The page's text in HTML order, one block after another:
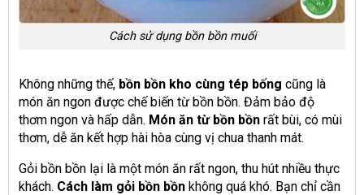
Cách sử dụng bồn bồn muối
Không những thế, bồn bồn kho cùng tép bống cũng là
món ăn ngon được chế biến từ bồn bồn. Đảm bảo độ
thơm ngon và hấp dẫn. Món ăn từ bồn bồn rất bùi, có mùi
thơm, dễ ăn kết hợp hài hòa cùng vị chua thanh mát.
Gỏi bồn bồn lại là một món ăn rất ngon, thu hút nhiều thực
khách. Cách làm gỏi bồn bồn không quá khó. Bạn chỉ cần